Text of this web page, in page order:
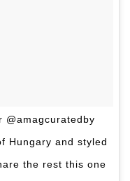
@amagcuratedby
Hungary and styled
the rest this one